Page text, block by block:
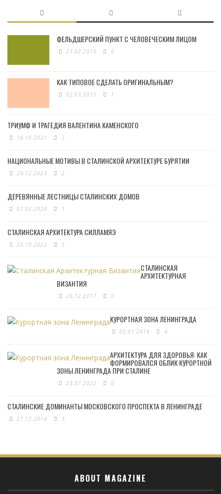
ФЕЛЬДШЕРСКИЙ ПУНКТ С ЧЕЛОВЕЧЕСКИМ ЛИЦОМ
23.02.2015 0
КАК ТИПОВОЕ СДЕЛАТЬ ОРИГИНАЛЬНЫМ?
02.03.2015 1
ТРИУМФ И ТРАГЕДИЯ ВАЛЕНТИНА КАМЕНСКОГО
16.10.2021 2
НАЦИОНАЛЬНЫЕ МОТИВЫ В СТАЛИНСКОЙ АРХИТЕКТУРЕ БУРЯТИИ
28.12.2023 2
ДЕРЕВЯННЫЕ ЛЕСТНИЦЫ СТАЛИНСКИХ ДОМОВ
07.02.2020 1
СТАЛИНСКАЯ АРХИТЕКТУРА СИЛЛАМЯЭ
23.10.2022 5
СТАЛИНСКАЯ
АРХИТЕКТУРНАЯ
ВИЗАНТИЯ
26.12.2017 0
КУРОРТНАЯ ЗОНА ЛЕНИНГРАДА
05.01.2018 4
АРХИТЕКТУРА ДЛЯ ЗДОРОВЬЯ: КАК
ФОРМИРОВАЛСЯ ОБЛИК КУРОРТНОЙ
ЗОНЫ ЛЕНИНГРАДА ПРИ СТАЛИНЕ
23.07.2022 0
СТАЛИНСКИЕ ДОМИНАНТЫ МОСКОВСКОГО ПРОСПЕКТА В ЛЕНИНГРАДЕ
21.12.2014 3
ABOUT MAGAZINE